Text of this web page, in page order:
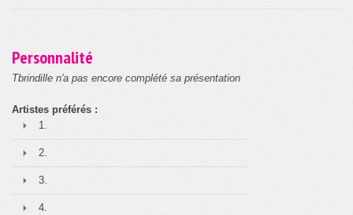
Personnalité
Tbrindille n'a pas encore complété sa présentation
Artistes préférés :
1.
2.
3.
4.